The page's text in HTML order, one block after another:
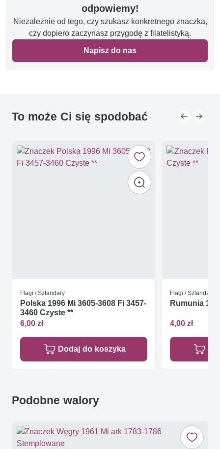
odpowiemy!
Niezależnie od tego, czy szukasz konkretnego znaczka,
czy dopiero zaczynasz przygodę z filatelistyką.
Napisz do nas
To może Ci się spodobać
Flagi / Sztandary
Polska 1996 Mi 3605-3608 Fi 3457-
3460 Czyste **
6,00 zł
Dodaj do koszyka
Flagi / Sztandary
Rumunia
4,00 zł
Podobne walory